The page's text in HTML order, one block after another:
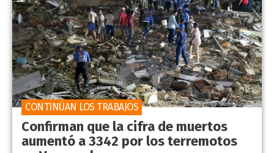
Confirman que la cifra de muertos
aumentó a 3342 por los terremotos
CONTINÚAN LOS TRABAJOS